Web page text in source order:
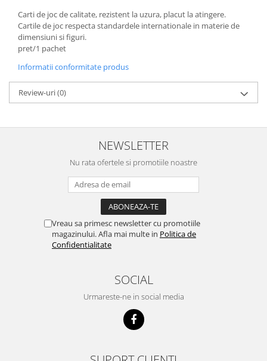
Cif Spray Baie
Detartrant WC
Dezinfectant Baie
Domestos Verde
Domestos WC
Produse Curatenie Baie
Produse Sano Baie
Sanytol Dezinfectant
Prosoape De Hartie Si Servetele
Prosoape de Hartie
Odorizant Camera Profesional
Odorizant Camera Air Wick
Odorizant Camera cu Betisoare
Carti de joc de calitate, rezistent la uzura, placut la atingere.
Cartile de joc respecta standardele internationale in materie de
dimensiuni si figuri.
pret/1 pachet
Informatii conformitate produs
Review-uri(0)
NEWSLETTER
Nu rata ofertele si promotiile noastre
Vreau sa primesc newsletter cu promotiile
magazinului. Afla mai multe in Politica de
Confidentialitate
SOCIAL
Urmareste-ne in social media